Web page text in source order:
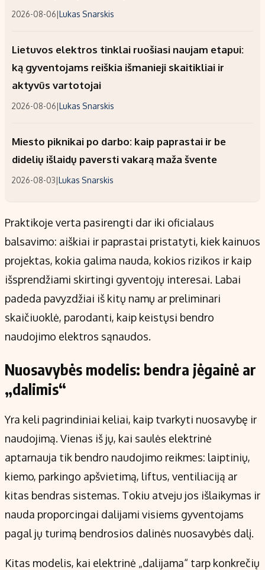
2026-08-06|Lukas Snarskis
Lietuvos elektros tinklai ruošiasi naujam etapui:
ką gyventojams reiškia išmanieji skaitikliai ir
aktyvūs vartotojai
2026-08-06|Lukas Snarskis
Miesto piknikai po darbo: kaip paprastai ir be
didelių išlaidų paversti vakarą maža švente
2026-08-03|Lukas Snarskis
Praktikoje verta pasirengti dar iki oficialaus
balsavimo: aiškiai ir paprastai pristatyti, kiek kainuos
projektas, kokia galima nauda, kokios rizikos ir kaip
išsprendžiami skirtingi gyventojų interesai. Labai
padeda pavyzdžiai iš kitų namų ar preliminari
skaičiuoklė, parodanti, kaip keistųsi bendro
naudojimo elektros sąnaudos.
Nuosavybės modelis: bendra jėgainė ar
„dalimis“
Yra keli pagrindiniai keliai, kaip tvarkyti nuosavybę ir
naudojimą. Vienas iš jų, kai saulės elektrinė
aptarnauja tik bendro naudojimo reikmes: laiptinių,
kiemo, parkingo apšvietimą, liftus, ventiliaciją ar
kitas bendras sistemas. Tokiu atveju jos išlaikymas ir
nauda proporcingai dalijami visiems gyventojams
pagal jų turimą bendrosios dalinės nuosavybės dalį.
Kitas modelis, kai elektrinė „dalijama“ tarp konkrečių